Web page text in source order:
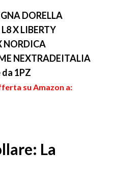
DORELLA
X LIBERTY
NORDICA
NEXTRADEITALIA
1PZ
su Amazon a:
La